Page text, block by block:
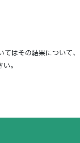
はその結果について、
。